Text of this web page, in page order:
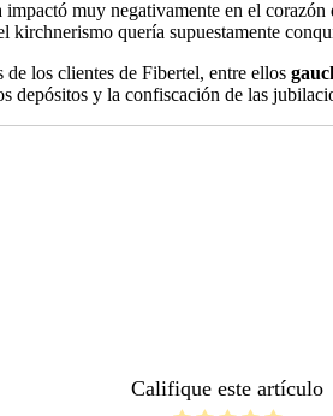
muy negativamente en el
quería supuestamente
los clientes de Fibertel, entre ellos
depósitos y la confiscación de las
Califique este artículo